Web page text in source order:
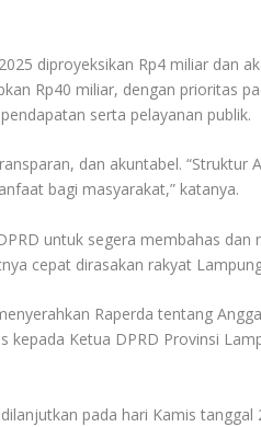
diproyeksikan Rp4 miliar dan
Rp40 miliar, dengan prioritas
serta pelayanan publik.
dan akuntabel. “Struktur
bagi masyarakat,” katanya.
untuk segera membahas dan
cepat dirasakan rakyat
Raperda tentang
Ketua DPRD Provinsi
pada hari Kamis tanggal